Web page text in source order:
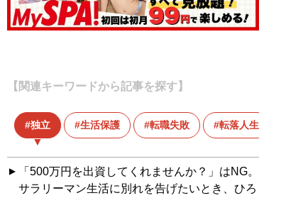
【関連キーワードから記事を探す】
独立 生活保護 転職失敗 転落人生
「500万円を出資してくれませんか？」はNG。
サラリーマン生活に別れを告げたいとき、ひろ